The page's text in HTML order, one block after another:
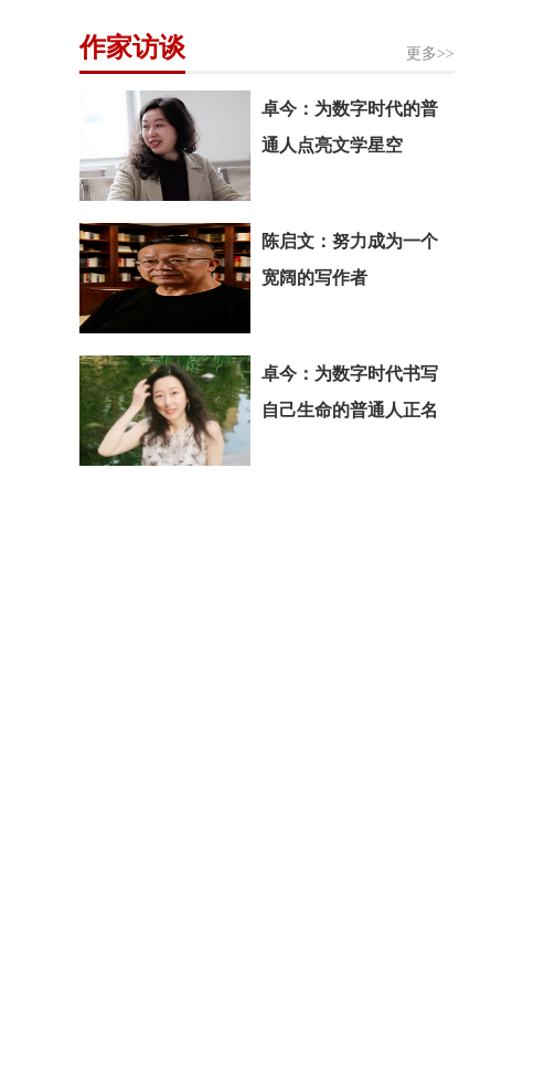
更多>>
作家访谈
卓今：为数字时代的普
通人点亮文学星空
陈启文：努力成为一个
宽阔的写作者
卓今：为数字时代书写
自己生命的普通人正名